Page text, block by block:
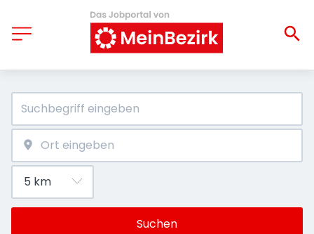
Suchen